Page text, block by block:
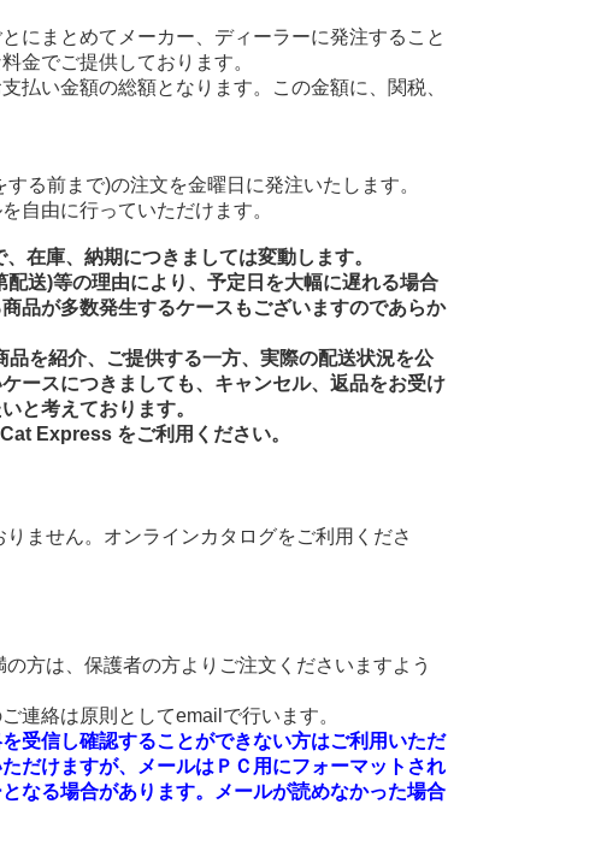
にまとめてメーカー、ディーラーに発注すること
金でご提供しております。
払い金額の総額となります。この金額に、関税、
る前まで)の注文を金曜日に発注いたします。
自由に行っていただけます。
在庫、納期につきましては変動します。
送)等の理由により、予定日を大幅に遅れる場合
品が多数発生するケースもございますのであらか
を紹介、ご提供する一方、実際の配送状況を公
ースにつきましても、キャンセル、返品をお受け
と考えております。
Express をご利用ください。
ません。オンラインカタログをご利用くださ
方は、保護者の方よりご注文くださいますよう
連絡は原則としてemailで行います。
受信し確認することができない方はご利用いただ
だけますが、メールはＰＣ用にフォーマットされ
なる場合があります。メールが読めなかった場合